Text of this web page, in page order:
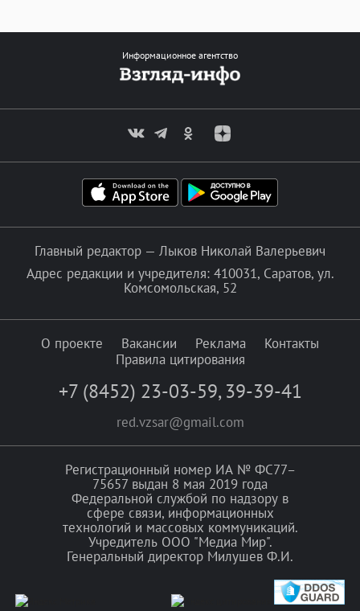
Информационное агентство
Главный редактор — Лыков Николай Валерьевич
Адрес редакции и учредителя: 410031, Саратов, ул.
Комсомольская, 52
О проекте Вакансии Реклама
Контакты
Правила цитирования
+7 (8452) 23-03-59, 39-39-41
red.vzsar@gmail.com
Регистрационный номер ИА № ФС77–
75657 выдан 8 мая 2019 года
Федеральной службой по надзору в
сфере связи, информационных
технологий и массовых коммуникаций.
Учредитель ООО "Медиа Мир".
Генеральный директор Милушев Ф.И.